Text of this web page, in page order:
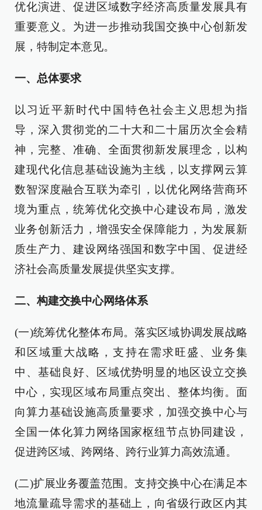
优化演进、促进区域数字经济高质量发展具有
重要意义。为进一步推动我国交换中心创新发
展，特制定本意见。
一、总体要求
以习近平新时代中国特色社会主义思想为指
导，深入贯彻党的二十大和二十届历次全会精
神，完整、准确、全面贯彻新发展理念，以构
建现代化信息基础设施为主线，以支撑网云算
数智深度融合互联为牵引，以优化网络营商环
境为重点，统筹优化交换中心建设布局，激发
业务创新活力，增强安全保障能力，为发展新
质生产力、建设网络强国和数字中国、促进经
济社会高质量发展提供坚实支撑。
二、构建交换中心网络体系
(一)统筹优化整体布局。落实区域协调发展战略
和区域重大战略，支持在需求旺盛、业务集
中、基础良好、区域优势明显的地区设立交换
中心，实现区域布局重点突出、整体均衡。面
向算力基础设施高质量要求，加强交换中心与
全国一体化算力网络国家枢纽节点协同建设，
促进跨区域、跨网络、跨行业算力高效流通。
(二)扩展业务覆盖范围。支持交换中心在满足本
地流量疏导需求的基础上，向省级行政区内其